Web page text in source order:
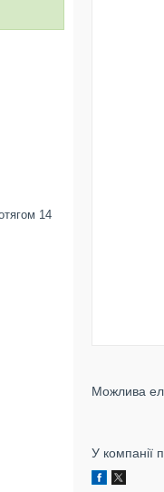
У компанії
14